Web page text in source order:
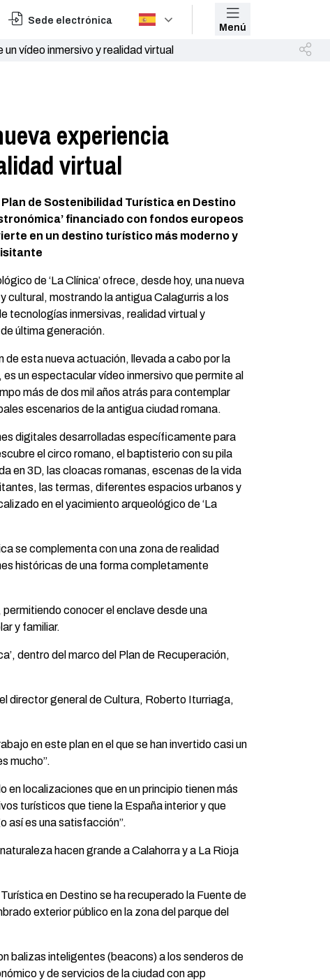
Sede electrónica
Menú
vídeo inmersivo y realidad virtual
experiencia
virtual
de Sostenibilidad Turística en Destino
financiado con fondos europeos
en un destino turístico más moderno y
de ‘La Clínica’ ofrece, desde hoy, una nueva
cultural, mostrando la antigua Calagurris a los
tecnologías inmersivas, realidad virtual y
última generación.
de esta nueva actuación, llevada a cabo por la
un espectacular vídeo inmersivo que permite al
más de dos mil años atrás para contemplar
escenarios de la antigua ciudad romana.
digitales desarrolladas específicamente para
el circo romano, el baptisterio con su pila
en 3D, las cloacas romanas, escenas de la vida
las termas, diferentes espacios urbanos y
en el yacimiento arqueológico de ‘La
se complementa con una zona de realidad
históricas de una forma completamente
permitiendo conocer el enclave desde una
y familiar.
dentro del marco del Plan de Recuperación,
director general de Cultura, Roberto Iturriaga,
en este plan en el que se han invertido casi un
mucho”.
localizaciones que en un principio tienen más
turísticos que tiene la España interior y que
así es una satisfacción”.
hacen grande a Calahorra y a La Rioja
en Destino se ha recuperado la Fuente de
exterior público en la zona del parque del
balizas inteligentes (beacons) a los senderos de
y de servicios de la ciudad con app